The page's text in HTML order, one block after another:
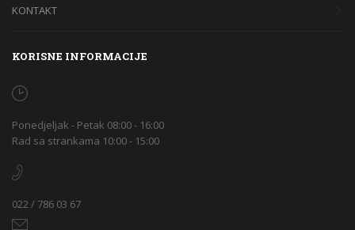
KONTAKT
KORISNE INFORMACIJE
Ponedjeljak - Petak 08:00 - 16:00
Rad sa strankama 10:00 - 15:00
022 / 786 03 67